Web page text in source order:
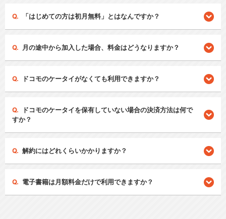
「はじめての方は初月無料」とはなんですか？
月の途中から加入した場合、料金はどうなりますか？
ドコモのケータイがなくても利用できますか？
ドコモのケータイを保有していない場合の決済方法は何で
すか？
解約にはどれくらいかかりますか？
電子書籍は月額料金だけで利用できますか？